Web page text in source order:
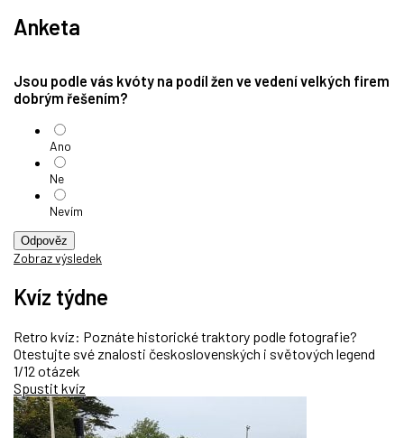
Anketa
Jsou podle vás kvóty na podíl žen ve vedení velkých firem
dobrým řešením?
Ano
Ne
Nevím
Odpověz
Zobraz výsledek
Kvíz týdne
Retro kvíz: Poznáte historické traktory podle fotografie?
Otestujte své znalosti československých i světových legend
1/12 otázek
Spustit kvíz